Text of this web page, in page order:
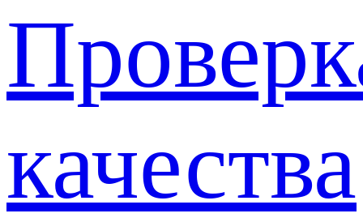
качества